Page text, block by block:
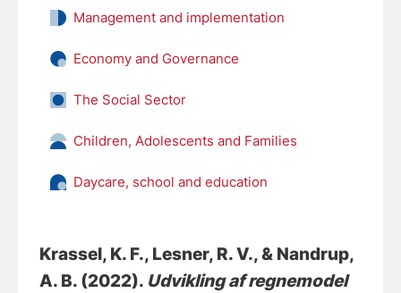
Management and implementation
Economy and Governance
The Social Sector
Children, Adolescents and Families
Daycare, school and education
Krassel, K. F., Lesner, R. V., & Nandrup,
A. B. (2022). Udvikling af regnemodel